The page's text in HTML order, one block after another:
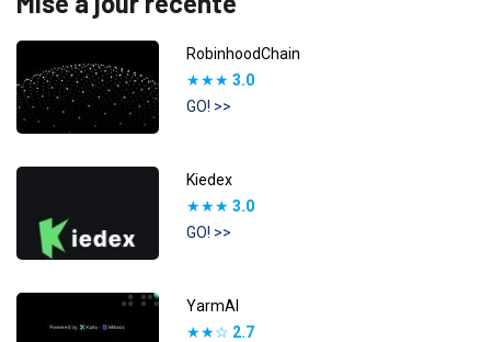
RobinhoodChain
★★★ 3.0
GO! >>
Kiedex
★★★ 3.0
GO! >>
YarmAI
★★☆ 2.7